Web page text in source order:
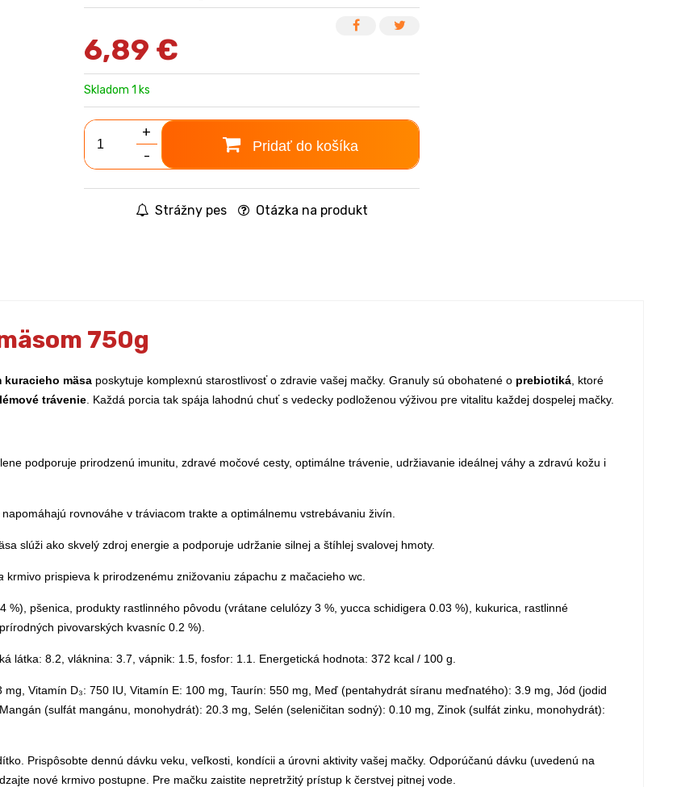
6,89 €
Skladom 1 ks
+
-
Pridať do košíka
Strážny pes Otázka na produkt
750g
kuracieho mäsa poskytuje komplexnú starostlivosť o zdravie vašej mačky. Granuly sú obohatené o prebiotiká , ktoré
trávenie . Každá porcia tak spája lahodnú chuť s vedecky podloženou výživou pre vitalitu každej dospelej mačky.
podporuje prirodzenú imunitu, zdravé močové cesty, optimálne trávenie, udržiavanie ideálnej váhy a zdravú kožu i
rovnováhe v tráviacom trakte a optimálnemu vstrebávaniu živín.
slúži ako skvelý zdroj energie a podporuje udržanie silnej a štíhlej svalovej hmoty.
krmivo prispieva k prirodzenému znižovaniu zápachu z mačacieho wc.
pšenica, produkty rastlinného pôvodu (vrátane celulózy 3 %, yucca schidigera 0.03 %), kukurica, rastlinné
pivovarských kvasníc 0.2 %).
látka: 8.2, vláknina: 3.7, vápnik: 1.5, fosfor: 1.1. Energetická hodnota: 372 kcal / 100 g.
Vitamín D₃: 750 IU, Vitamín E: 100 mg, Taurín: 550 mg, Meď (pentahydrát síranu meďnatého): 3.9 mg, Jód (jodid
(sulfát mangánu, monohydrát): 20.3 mg, Selén (seleničitan sodný): 0.10 mg, Zinok (sulfát zinku, monohydrát):
Prispôsobte dennú dávku veku, veľkosti, kondícii a úrovni aktivity vašej mačky. Odporúčanú dávku (uvedenú na
nové krmivo postupne. Pre mačku zaistite nepretržitý prístup k čerstvej pitnej vode.